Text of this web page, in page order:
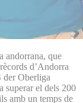
andorrana, que
d’Andorra
der Oberliga
superar el dels 200
amb un temps de